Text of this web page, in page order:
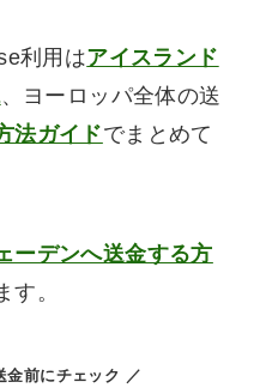
利用はアイスランド
、ヨーロッパ全体の送
法ガイドでまとめて
ーデンへ送金する方
す。
金前にチェック ／